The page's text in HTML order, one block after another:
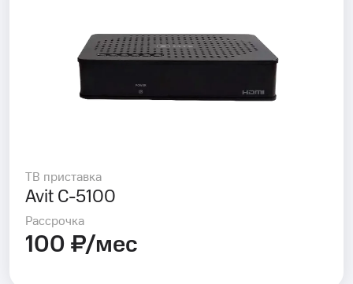
ТВ приставка
Avit C-5100
Рассрочка
100 ₽/мес